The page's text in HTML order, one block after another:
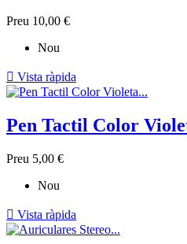
Preu 10,00 €
Nou
 Vista ràpida
Pen Tactil Color
Preu 5,00 €
Nou
 Vista ràpida